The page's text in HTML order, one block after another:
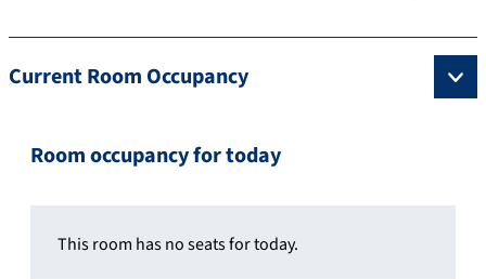
Current Room Occupancy
Room occupancy for today
This room has no seats for today.